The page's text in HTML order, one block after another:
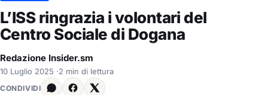
L’ISS ringrazia i volontari del
Centro Sociale di Dogana
Redazione Insider.sm
10 Luglio 2025 ·2 min di lettura
CONDIVIDI